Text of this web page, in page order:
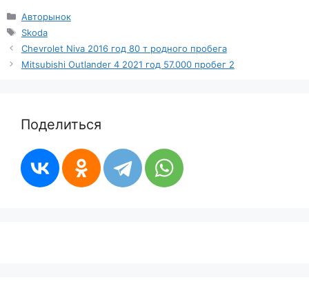
Рубрики
Авторынок
Метки
Skoda
Chevrolet Niva 2016 год 80 т родного пробега
Mitsubishi Outlander 4 2021 год 57.000 пробег 2
Поделиться